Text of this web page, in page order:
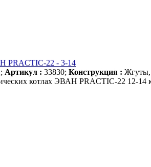
PRACTIC-22 - 3-14
Артикул : 33830; Конструкция : Жгуты,
котлах ЭВАН PRACTIC-22 12-14